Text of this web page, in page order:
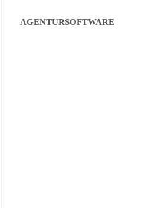
AGENTURSOFTWARE